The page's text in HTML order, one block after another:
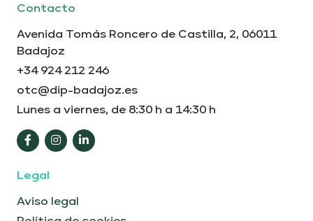
Contacto
Avenida Tomás Roncero de Castilla, 2, 06011
Badajoz
+34 924 212 246
otc@dip-badajoz.es
Lunes a viernes, de 8:30 h a 14:30 h
Legal
Aviso legal